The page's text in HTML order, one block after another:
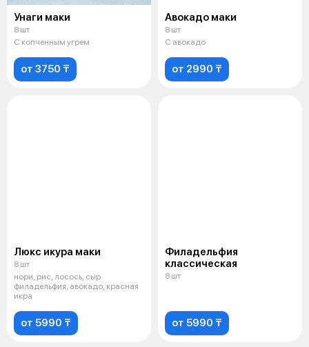
Унаги маки
8 шт
С копченным угрем
от 3750 ₸
Авокадо маки
8 шт
С авокадо
от 2990 ₸
Люкс икура маки
8 шт
нори, рис, лосось, сыр
филадельфия, авокадо, красная
икра
от 5990 ₸
Филадельфия
классическая
8 шт
от 5990 ₸